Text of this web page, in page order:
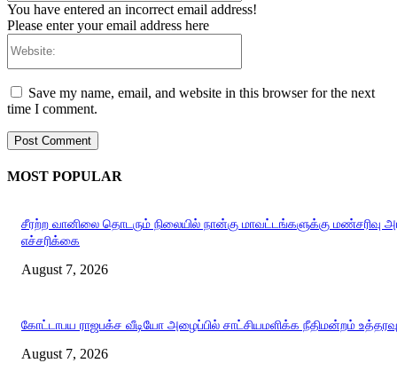
You have entered an incorrect email address!
Please enter your email address here
Save my name, email, and website in this browser for the next
time I comment.
MOST POPULAR
சீரற்ற வானிலை தொடரும் நிலையில் நான்கு மாவட்டங்களுக்கு மண்சரிவு
எச்சரிக்கை
August 7, 2026
கோட்டாபய ராஜபக்ச வீடியோ அழைப்பில் சாட்சியமளிக்க நீதிமன்றம் உத்தரவு
August 7, 2026